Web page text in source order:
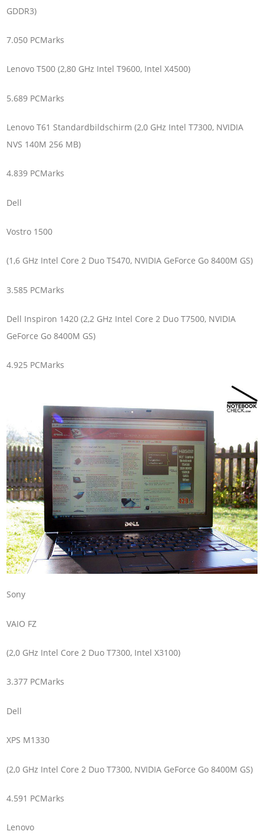
GDDR3)
7.050 PCMarks
Lenovo T500 (2,80 GHz Intel T9600, Intel X4500)
5.689 PCMarks
Lenovo T61 Standardbildschirm (2,0 GHz Intel T7300, NVIDIA
NVS 140M 256 MB)
4.839 PCMarks
Dell
Vostro 1500
(1,6 GHz Intel Core 2 Duo T5470, NVIDIA GeForce Go 8400M GS)
3.585 PCMarks
Dell Inspiron 1420 (2,2 GHz Intel Core 2 Duo T7500, NVIDIA
GeForce Go 8400M GS)
4.925 PCMarks
Sony
VAIO FZ
(2,0 GHz Intel Core 2 Duo T7300, Intel X3100)
3.377 PCMarks
Dell
XPS M1330
(2,0 GHz Intel Core 2 Duo T7300, NVIDIA GeForce Go 8400M GS)
4.591 PCMarks
Lenovo